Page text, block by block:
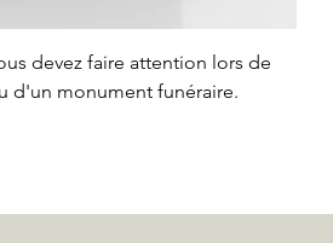
devez faire attention lors de
d'un monument funéraire.